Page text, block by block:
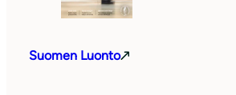
Suomen Luonto